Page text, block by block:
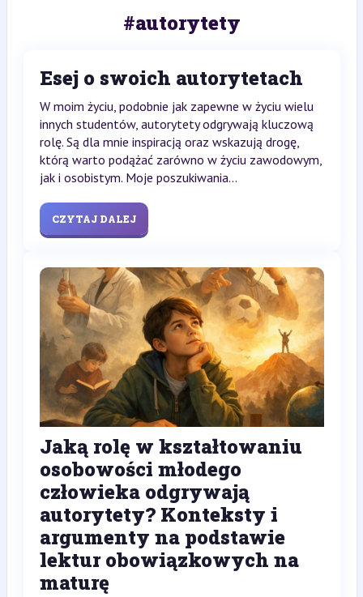
#autorytety
Esej o swoich autorytetach
W moim życiu, podobnie jak zapewne w życiu wielu
innych studentów, autorytety odgrywają kluczową
rolę. Są dla mnie inspiracją oraz wskazują drogę,
którą warto podążać zarówno w życiu zawodowym,
jak i osobistym. Moje poszukiwania...
CZYTAJ DALEJ
Jaką rolę w kształtowaniu
osobowości młodego
człowieka odgrywają
autorytety? Konteksty i
argumenty na podstawie
lektur obowiązkowych na
maturę